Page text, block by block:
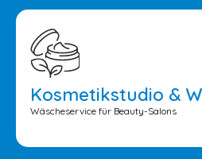
Kosmetikstudio &
Wäscheservice für Beauty-Salons